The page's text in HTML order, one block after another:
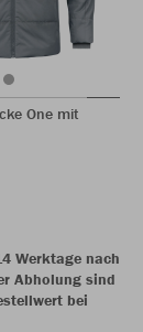
One mit
Werktage nach
Abholung sind
bei